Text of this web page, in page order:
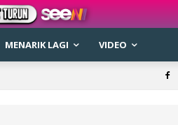
MENARIK LAGI VIDEO